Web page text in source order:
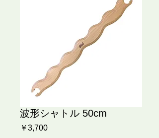
波形シャトル 50cm
￥3,700価